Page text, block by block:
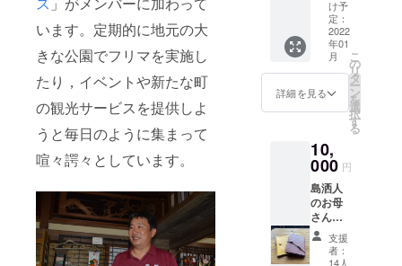
います。定期的に地元の大
きな公園でフリマを実施し
たり，イベントや新たな町
の観光サービスを提供しよ
うと毎日のように集まって
喧々諤々としています。
す。印
刷が完
了次第
お送り
いたし
ます。
すよ。
すいま
せん。
御礼の
メッ
セージ
のみで
た、サ
ジは投
げられ
たの
トー
ト。気
分が落
に、こ
れを肩
にかけ
てお出
かけす
れば、
気分も
晴れ晴
れ。無
け予
定：
2022
年01
月
詳細を見る
こ
の
リ
タ
ー
ン
を
選
択
す
る
10,
000 円
島洒人
のお母
さんた
ちが
作った
柔らか
支援
者：
14人